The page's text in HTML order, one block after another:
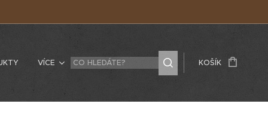
VÍCE KOŠÍK